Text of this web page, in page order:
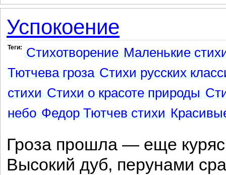
Успокоение
Теги: Стихотворение Маленькие
Тютчева гроза Стихи русских
стихи Стихи о красоте природы
небо Федор Тютчев стихи
Гроза прошла — еще
Высокий дуб, перунами